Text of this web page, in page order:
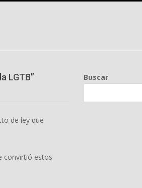
LGTB”
de ley que
convirtió estos
Buscar